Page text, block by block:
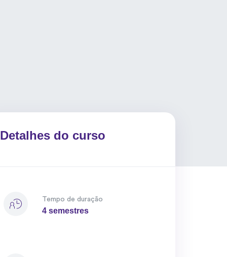
Detalhes do curso
Tempo de duração
4 semestres